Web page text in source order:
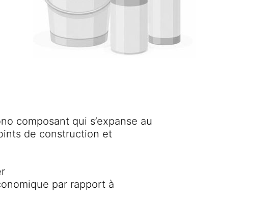
composant qui s’expanse au
de construction et
par rapport à